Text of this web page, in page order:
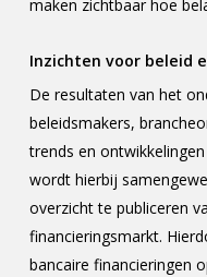
maken zichtbaar hoe
Inzichten voor beleid
De resultaten van het
beleidsmakers,
trends en
wordt hierbij
overzicht te publiceren
financieringsmarkt.
bancaire financieringen